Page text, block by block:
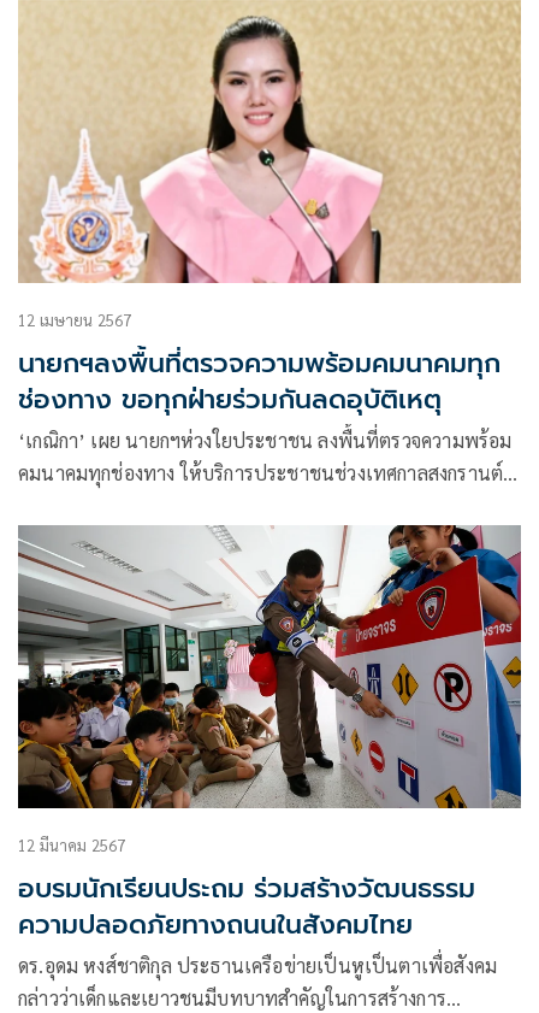
12 เมษายน 2567
นายกฯลงพื้นที่ตรวจความพร้อมคมนาคมทุก
ช่องทาง ขอทุกฝ่ายร่วมกันลดอุบัติเหตุ
‘เกณิกา’ เผย นายกฯห่วงใยประชาชน ลงพื้นที่ตรวจความพร้อม
คมนาคมทุกช่องทาง ให้บริการประชาชนช่วงเทศกาลสงกรานต์
งาน วันหยุดที่อำนวยความสะดวกให้ประชาชน
12 มีนาคม 2567
อบรมนักเรียนประถม ร่วมสร้างวัฒนธรรม
ความปลอดภัยทางถนนในสังคมไทย
ดร.อุดม หงส์ชาติกุล ประธานเครือข่ายเป็นหูเป็นตาเพื่อสังคม
กล่าวว่าเด็กและเยาวชนมีบทบาทสำคัญในการสร้างการ